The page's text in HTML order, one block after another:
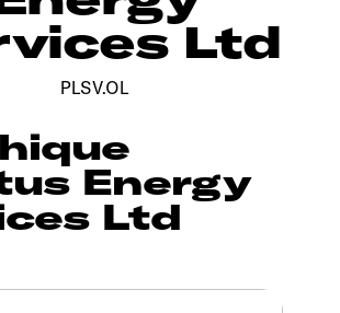
Ltd
PLSV.OL
Energy
Ltd